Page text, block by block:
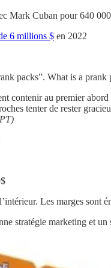
Mark Cuban pour 640
6 millions $ en 2022
packs”. What is a prank
contenir au premier
tenter de rester
Les marges sont
stratégie marketing et